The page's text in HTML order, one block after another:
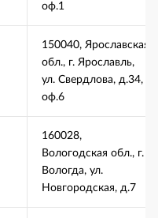
оф.1
150040, Ярославская
обл., г. Ярославль,
ул. Свердлова, д.34,
оф.6
160028,
Вологодская обл., г.
Вологда, ул.
Новгородская, д.7